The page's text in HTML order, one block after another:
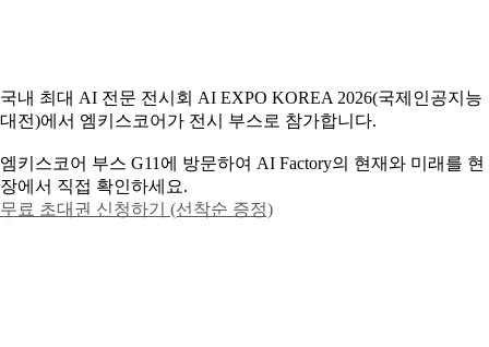
국내 최대 AI 전문 전시회 AI EXPO KOREA 2026(국제인공지능
대전)에서 엠키스코어가 전시 부스로 참가합니다.
엠키스코어 부스 G11에 방문하여 AI Factory의 현재와 미래를 현
장에서 직접 확인하세요.
무료 초대권 신청하기 (선착순 증정)